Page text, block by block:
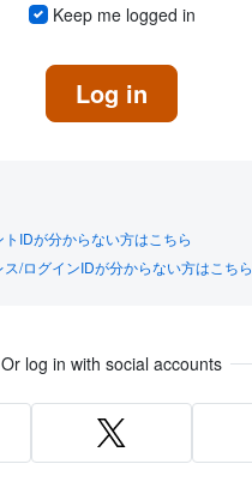
Keep me logged in
Log in
IDが分からない方はこちら
ス/ログインIDが分からない方はこちら
Or log in with social accounts